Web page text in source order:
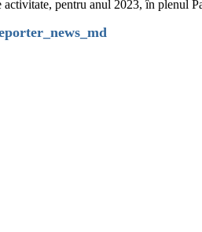
pentru anul 2023, în plenul